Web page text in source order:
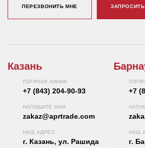
ПЕРЕЗВОНИТЬ МНЕ
Казань
ГОРЯЧАЯ ЛИНИЯ
+7 (843) 204-90-93
НАПИШИТЕ НАМ
zakaz@aprtrade.com
НАШ АДРЕС
г. Казань, ул. Рашида
+7
НАШ
г.